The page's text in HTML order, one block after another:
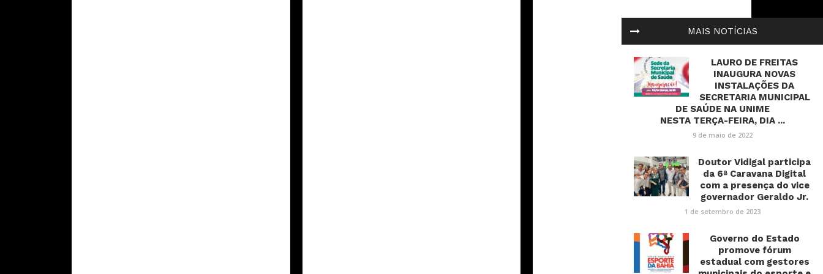
MAIS NOTÍCIAS
LAURO DE FREITAS
INAUGURA NOVAS
INSTALAÇÕES DA
SECRETARIA MUNICIPAL
DE SAÚDE NA UNIME
NESTA TERÇA-FEIRA, DIA ...
9 de maio de 2022
Doutor Vidigal participa
da 6ª Caravana Digital
com a presença do vice
governador Geraldo Jr.
1 de setembro de 2023
Governo do Estado
promove fórum
estadual com gestores